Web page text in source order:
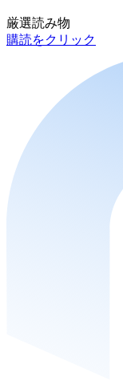
厳選読み物
購読をクリック